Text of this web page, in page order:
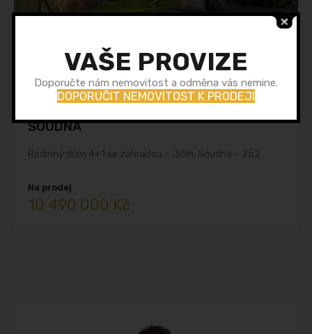
RODINNÝ DŮM V LOKALITĚ JIČÍN –
SOUDNÁ
Rodinný dům 4+1 se zahradou – Jičín, Soudná – 252…
Na prodej
10 490 000 Kč
VAŠE PROVIZE
Doporučte nám nemovitost a odměna vás nemine.
DOPORUČIT NEMOVITOST K PRODEJI